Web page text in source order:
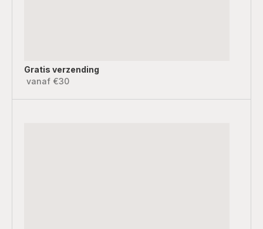
Gratis verzending
vanaf €30